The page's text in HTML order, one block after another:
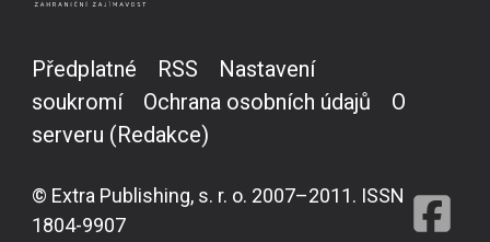
Předplatné RSS
Nastavení
soukromí
Ochrana osobních údajů
O
serveru (Redakce)
© Extra Publishing, s. r. o. 2007–2011. ISSN
1804-9907